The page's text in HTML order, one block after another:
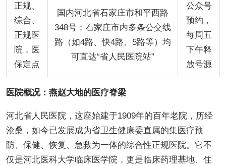
正规、
综合、
正规医
院，医
保定点
国内河北省石家庄市和平西路
348号；石家庄市内多条公交线
路（如4路、快4路、5路等）均
可直达“省人民医院站”
公众号
预约，
每周五
下午释
放号源
医院概况：燕赵大地的医疗脊梁
河北省人民医院，这座始建于1909年的百年老院，历经
沧桑，如今已发展成为省卫生健康委直属的集医疗预
防、保健、恢复、急救为一体的综合性正规医院。它不
仅是河北医科大学临床医学院，更是临床药理基地、住